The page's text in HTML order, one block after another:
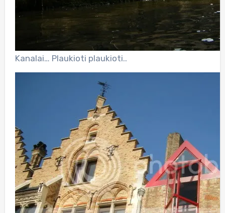
Kanalai… Plaukioti plaukioti..